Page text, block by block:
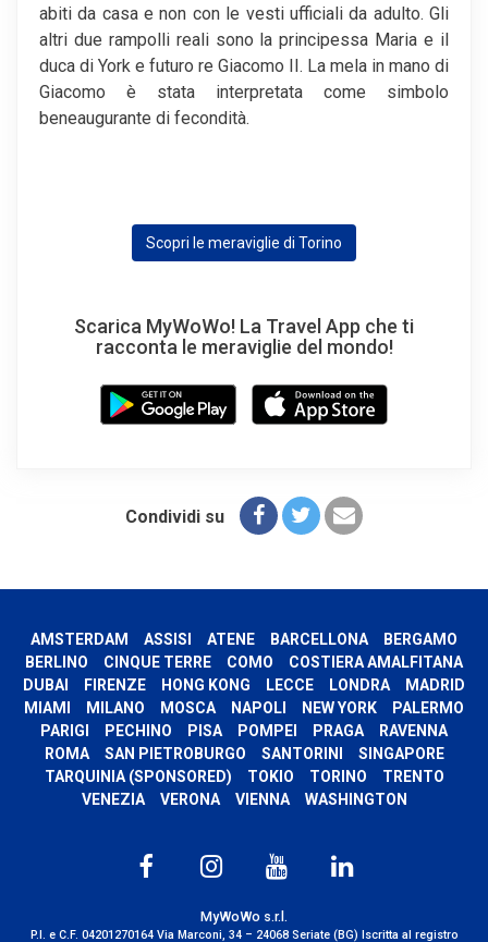
abiti da casa e non con le vesti ufficiali da adulto. Gli
altri due rampolli reali sono la principessa Maria e il
duca di York e futuro re Giacomo II. La mela in mano di
Giacomo è stata interpretata come simbolo
beneaugurante di fecondità.
Scopri le meraviglie di Torino
Scarica MyWoWo! La Travel App che ti
racconta le meraviglie del mondo!
Condividi su
AMSTERDAM ASSISI ATENE BARCELLONA
BERGAMO
BERLINO
CINQUE TERRE COMO
COSTIERA AMALFITANA
DUBAI
FIRENZE HONG KONG LECCE LONDRA
MADRID
MIAMI
MILANO MOSCA NAPOLI NEW YORK
PALERMO
PARIGI
PECHINO PISA POMPEI PRAGA
RAVENNA
ROMA
SAN PIETROBURGO SANTORINI
SINGAPORE
TARQUINIA (SPONSORED)
TOKIO TORINO
TRENTO
VENEZIA
VERONA VIENNA WASHINGTON
MyWoWo s.r.l.
P.I. e C.F. 04201270164 Via Marconi, 34 – 24068 Seriate (BG) Iscritta al registro